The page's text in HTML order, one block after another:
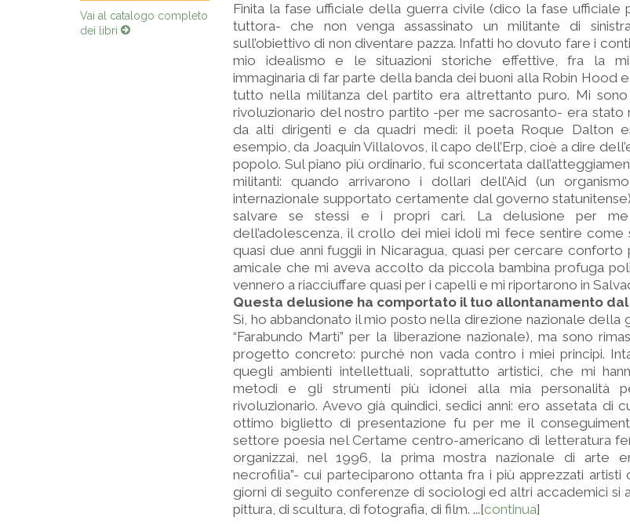
Vai al catalogo completo
dei libri
Finita la fase ufficiale della guerra civile (dico la fase ufficiale
tuttora- che non venga assassinato un militante di
sull’obiettivo di non diventare pazza. Infatti ho dovuto fare i
mio idealismo e le situazioni storiche effettive, fra la
immaginaria di far parte della banda dei buoni alla Robin Hood
tutto nella militanza del partito era altrettanto puro. Mi
rivoluzionario del nostro partito -per me sacrosanto- era stato
da alti dirigenti e da quadri medi: il poeta Roque Dalton
esempio, da Joaquin Villalovos, il capo dell’Erp, cioè a dire
popolo. Sul piano più ordinario, fui sconcertata
militanti: quando arrivarono i dollari dell’Aid (un
internazionale supportato certamente dal governo
salvare se stessi e i propri cari. La delusione per me
dell’adolescenza, il crollo dei miei idoli mi fece sentire come
quasi due anni fuggii in Nicaragua, quasi per cercare conforto
amicale che mi aveva accolto da piccola bambina profuga
vennero a riacciuffare quasi per i capelli e mi riportarono in
Questa delusione ha comportato il tuo allontanamento
Sì, ho abbandonato il mio posto nella direzione nazionale della
“Farabundo Martì” per la liberazione nazionale), ma sono
progetto concreto: purché non vada contro i miei principi.
quegli ambienti intellettuali, soprattutto artistici, che mi
metodi e gli strumenti più idonei alla mia personalità
rivoluzionario. Avevo già quindici, sedici anni: ero assetata di
ottimo biglietto di presentazione fu per me il
settore poesia nel Certame centro-americano di letteratura
organizzai, nel 1996, la prima mostra nazionale di arte
necrofilia”- cui parteciparono ottanta fra i più apprezzati artisti
giorni di seguito conferenze di sociologi ed altri accademici si
pittura, di scultura, di fotografia, di film. ...[continua]